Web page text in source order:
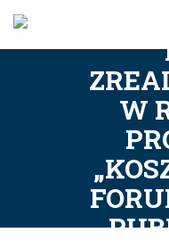
W